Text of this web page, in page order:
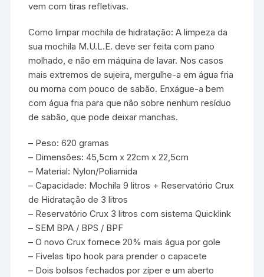
vem com tiras refletivas.
Como limpar mochila de hidratação: A limpeza da
sua mochila M.U.L.E. deve ser feita com pano
molhado, e não em máquina de lavar. Nos casos
mais extremos de sujeira, mergulhe-a em água fria
ou morna com pouco de sabão. Enxágue-a bem
com água fria para que não sobre nenhum resíduo
de sabão, que pode deixar manchas.
– Peso: 620 gramas
– Dimensões: 45,5cm x 22cm x 22,5cm
– Material: Nylon/Poliamida
– Capacidade: Mochila 9 litros + Reservatório Crux
de Hidratação de 3 litros
– Reservatório Crux 3 litros com sistema Quicklink
– SEM BPA / BPS / BPF
– O novo Crux fornece 20% mais água por gole
– Fivelas tipo hook para prender o capacete
– Dois bolsos fechados por zíper e um aberto